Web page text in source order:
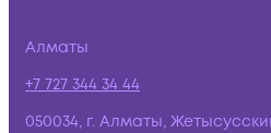
Алматы
+7 727 344 34 44
050034, г. Алматы,